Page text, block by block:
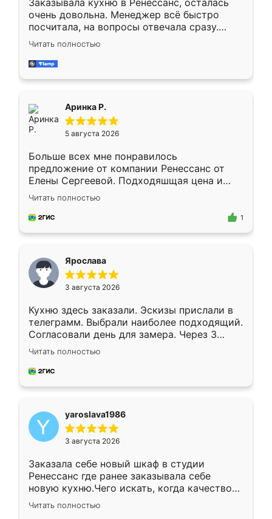
Заказывала кухню в Ренессанс, осталась
очень довольна. Менеджер всё быстро
посчитала, на вопросы отвечала сразу.
Замерщик приехал в субботу, подошёл к
делу со всей ответственностью. Собрали
за день, ребята работали аккуратно, даже
Читать полностью
Аринка Р.
5 августа 2026
Больше всех мне понравилось
предложение от компании Ренессанс от
Елены Сергеевой. Подходяшщая цена и
короткие сроки изготовления. Приехавший
для замера сотрудник Владислав
предложил по моему эскизу самый
Читать полностью
1
Ярослава
3 августа 2026
Кухню здесь заказали. Эскизы прислали в
телеграмм. Выбрали наиболее подходящий.
Согласовали день для замера. Через 3
недели кухня была уже готова. Остались
довольны работой. Спасибо Ренессанс
мебель за качественную работу!
Читать полностью
yaroslava1986
3 августа 2026
Заказала себе новый шкаф в студии
Ренессанс где ранее заказывала себе
новую кухню.Чего искать, когда качеством
вполне довольна. Служит кухня уже почти
два года, нареканий нет.
Читать полностью